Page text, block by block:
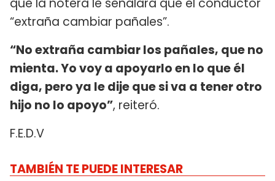
“extraña cambiar pañales”.
“No extraña cambiar los pañales, que no
mienta. Yo voy a apoyarlo en lo que él
diga, pero ya le dije que si va a tener otro
hijo no lo apoyo”, reiteró.
F.E.D.V
TAMBIÉN TE PUEDE INTERESAR